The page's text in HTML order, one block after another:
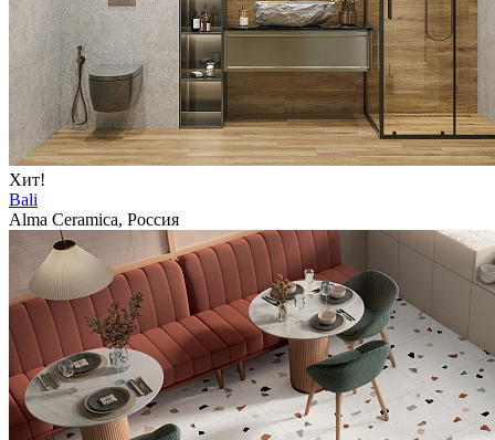
Хит!
Bali
Alma Ceramica, Россия